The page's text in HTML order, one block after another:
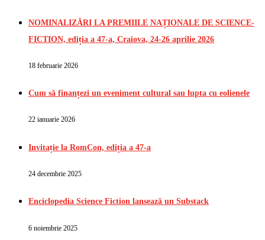
NOMINALIZĂRI LA PREMIILE NAȚIONALE DE SCIENCE-
FICTION, ediția a 47-a, Craiova, 24-26 aprilie 2026
18 februarie 2026
Cum să finanțezi un eveniment cultural sau lupta cu eolienele
22 ianuarie 2026
Invitație la RomCon, ediția a 47-a
24 decembrie 2025
Enciclopedia Science Fiction lansează un Substack
6 noiembrie 2025